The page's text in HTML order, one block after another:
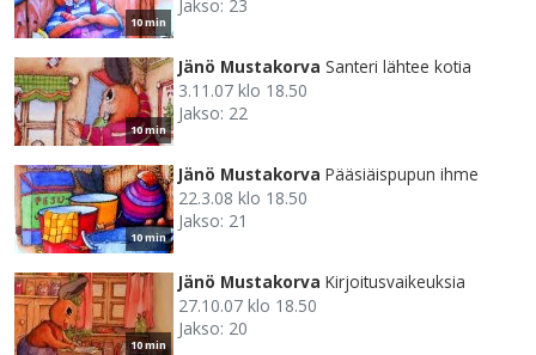
10 min
Jakso: 23
10 min
Jänö Mustakorva Santeri lähtee kotia
3.11.07 klo 18.50
Jakso: 22
10 min
Jänö Mustakorva Pääsiäispupun ihme
22.3.08 klo 18.50
Jakso: 21
10 min
Jänö Mustakorva Kirjoitusvaikeuksia
27.10.07 klo 18.50
Jakso: 20